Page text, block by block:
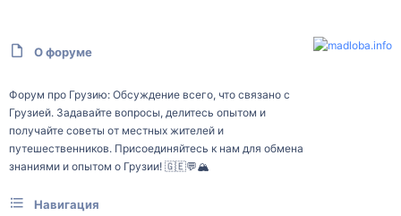
О форуме
Форум про Грузию: Обсуждение всего, что связано с
Грузией. Задавайте вопросы, делитесь опытом и
получайте советы от местных жителей и
путешественников. Присоединяйтесь к нам для обмена
знаниями и опытом о Грузии! 🇬🇪💬🏔️
Навигация